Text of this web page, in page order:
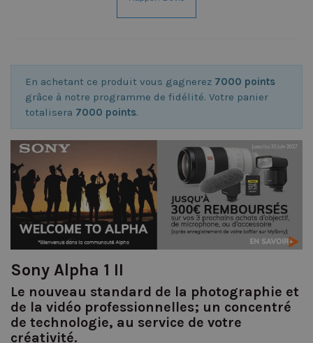
En achetant ce produit vous gagnerez 7000 points
grâce à notre programme de fidélité. Votre panier
totalisera 7000 points.
Sony Alpha 1 II
Le nouveau standard de la photographie et
de la vidéo professionnelles; un concentré
de technologie, au service de votre
créativité.